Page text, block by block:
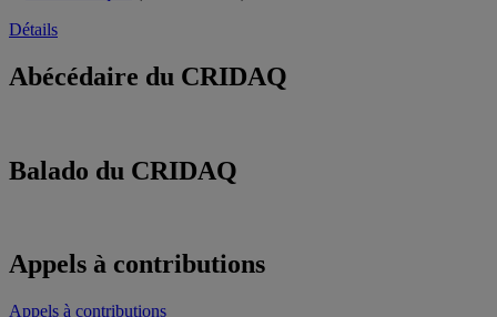
Détails
Abécédaire du CRIDAQ
Balado du CRIDAQ
Appels à contributions
Appels à contributions